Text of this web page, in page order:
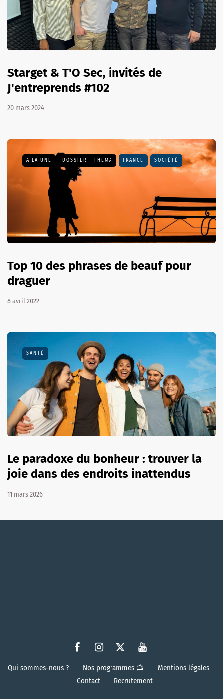
Starget & T'O Sec, invités de
J'entreprends #102
20 mars 2024
A LA UNE DOSSIER - THEMA FRANCE SOCIÉTÉ
Top 10 des phrases de beauf pour
draguer
8 avril 2022
SANTÉ
Le paradoxe du bonheur : trouver la
joie dans des endroits inattendus
11 mars 2026
Qui sommes-nous ? Nos programmes 📺
Mentions légales
Contact
Recrutement